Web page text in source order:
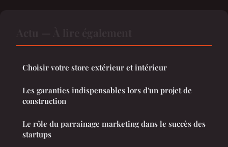
Choisir votre store extérieur et intérieur
Les garanties indispensables lors d'un projet de
construction
Le rôle du parrainage marketing dans le succès des
startups